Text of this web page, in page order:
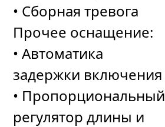
• Сборная тревога
Прочее оснащение:
• Автоматика
задержки включения
• Пропорциональный
регулятор длины и